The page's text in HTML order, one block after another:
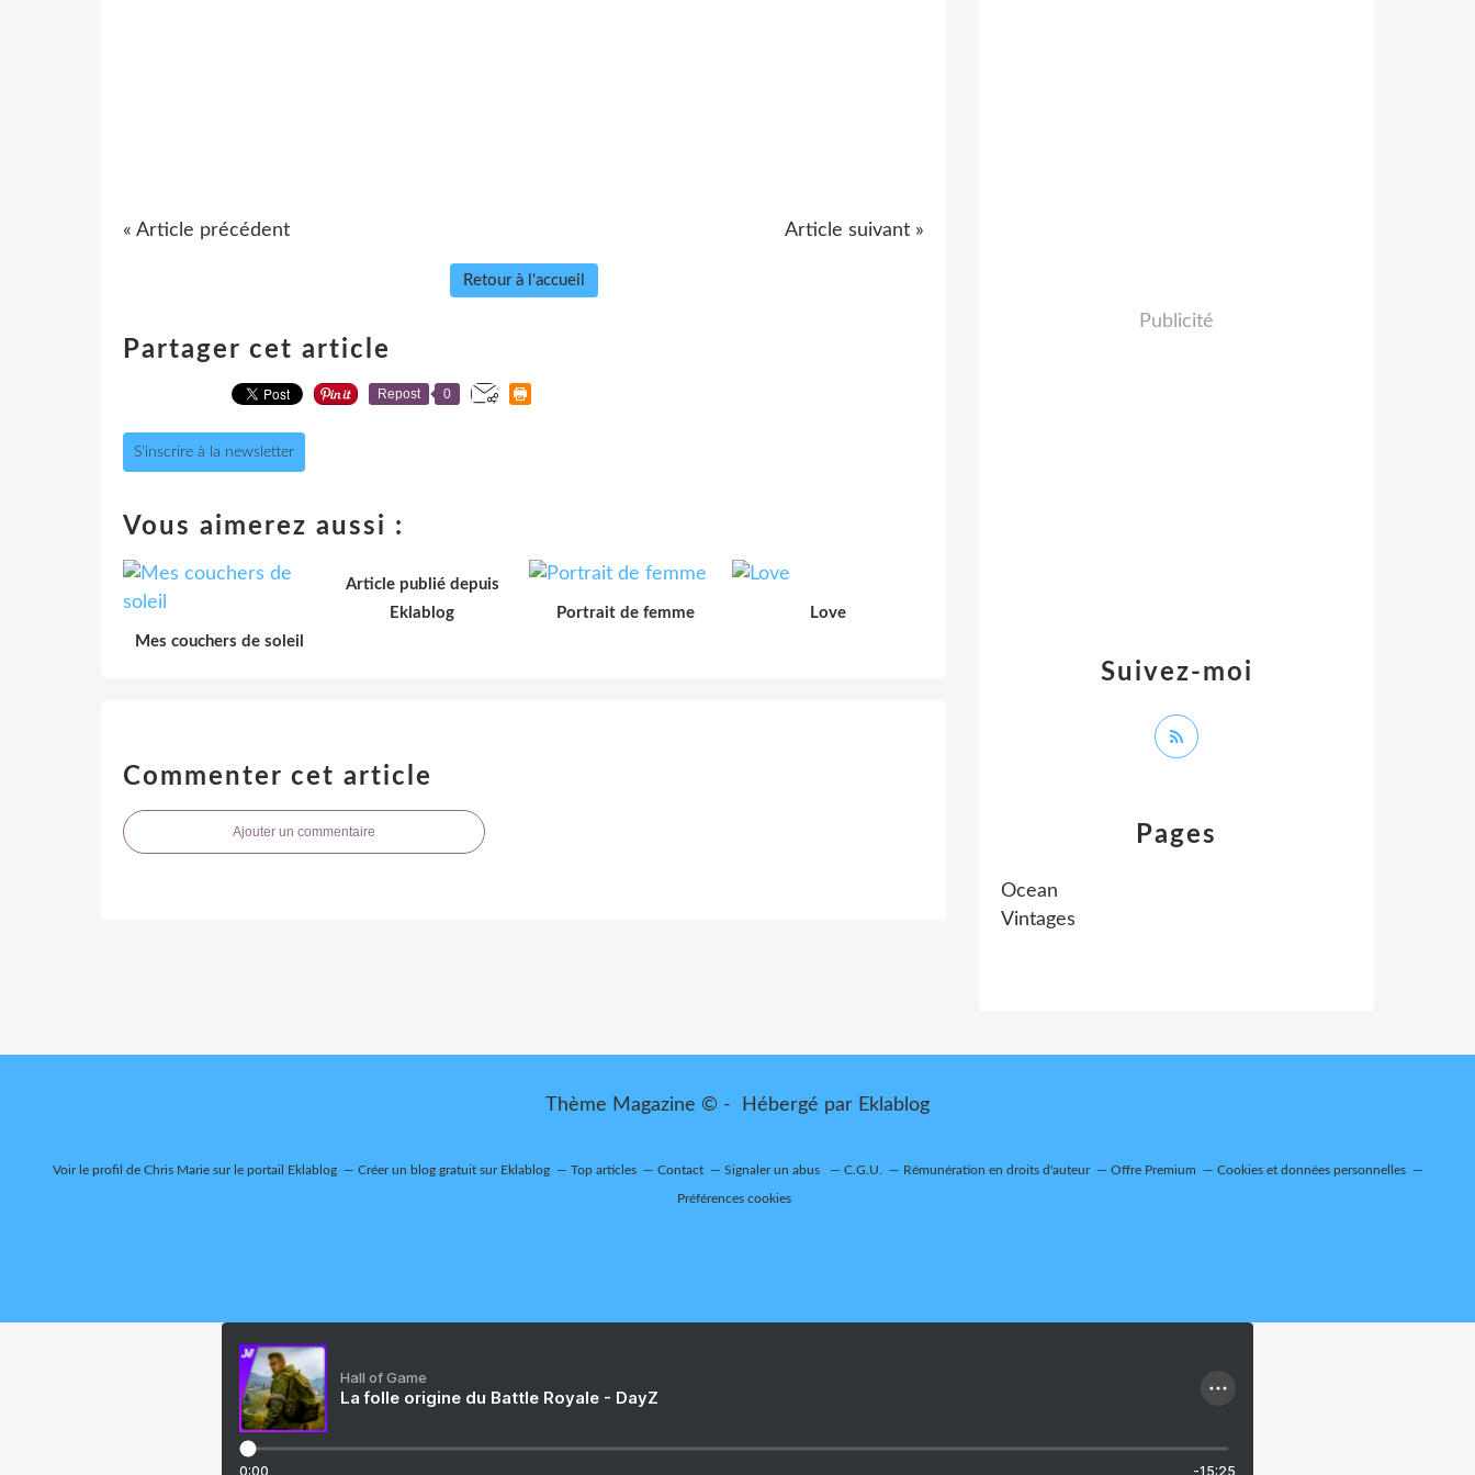
« Article précédent Article suivant »
Retour à l'accueil
Partager cet article
Repost 0
S'inscrire à la newsletter
Vous aimerez aussi :
Mes couchers de soleil
Article publié depuis
Eklablog
Portrait de femme Love
Commenter cet article
Ajouter un commentaire Pages
Ocean
Vintages
Suivez-moi
Publicité
Thème Magazine © - Hébergé par Eklablog
Voir le profil de Chris Mariesur le portail Eklablog Créer un blog gratuit sur Eklablog Top articles Contact Signaler un abus C.G.U. Rémunération en droits d'auteur Offre Premium Cookies et données personnelles
Préférences cookies
Hall of Game
La folle origine du Battle Royale - DayZ
0:00 -15:25